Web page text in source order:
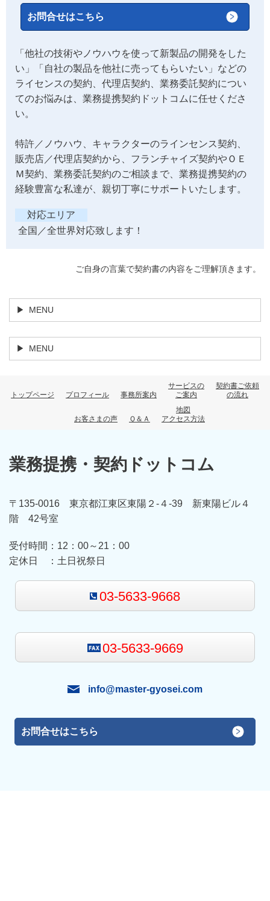
お問合せはこちら
「他社の技術やノウハウを使って新製品の開発をした
い」「自社の製品を他社に売ってもらいたい」などの
ライセンスの契約、代理店契約、業務委託契約につい
てのお悩みは、業務提携契約ドットコムに任せくださ
い。
特許／ノウハウ、キャラクターのラインセンス契約、
販売店／代理店契約から、フランチャイズ契約やＯＥ
Ｍ契約、業務委託契約のご相談まで、業務提携契約の
経験豊富な私達が、親切丁寧にサポートいたします。
対応エリア
全国／全世界対応致します！
ご自身の言葉で契約書の内容をご理解頂きます。
MENU
MENU
トップページ プロフィール 事務所案内
サービスの
ご案内
契約書ご依頼
の流れ
お客さまの声 Ｑ＆Ａ
地図
アクセス方法
業務提携・契約ドットコム
〒135-0016 東京都江東区東陽２-４-39 新東陽ビル４
階 42号室
受付時間：12 ：00～21：00
定休日 ： 土日祝祭日
03-5633-9668
03-5633-9669
info@master-gyosei.com
お問合せはこちら